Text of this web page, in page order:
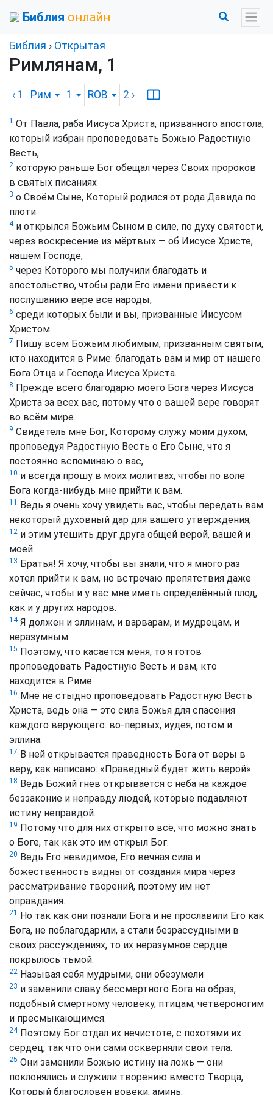
Библия онлайн
Библия › Открытая
Римлянам, 1
‹ 1 Рим 1 ROB 2 ›
1 От Павла, раба Иисуса Христа, призванного апостола,
который избран проповедовать Божью Радостную
Весть,
2 которую раньше Бог обещал через Своих пророков
в святых писаниях
3 о Своём Сыне, Который родился от рода Давида по
плоти
4и открылся Божьим Сыном в силе, по духу святости,
через воскресение из мёртвых — об Иисусе Христе,
нашем Господе,
5 через Которого мы получили благодать и
апостольство, чтобы ради Его имени привести к
послушанию вере все народы,
6 среди которых были и вы, призванные Иисусом
Христом.
7 Пишу всем Божьим любимым, призванным святым,
кто находится в Риме: благодать вам и мир от нашего
Бога Отца и Господа Иисуса Христа.
8 Прежде всего благодарю моего Бога через Иисуса
Христа за всех вас, потому что о вашей вере говорят
во всём мире.
9 Свидетель мне Бог, Которому служу моим духом,
проповедуя Радостную Весть о Его Сыне, что я
постоянно вспоминаю о вас,
10 и всегда прошу в моих молитвах, чтобы по воле
Бога когда-нибудь мне прийти к вам.
11
Ведь я очень хочу увидеть вас, чтобы передать вам
некоторый духовный дар для вашего утверждения,
12 и этим утешить друг друга общей верой, вашей и
моей.
13 Братья! Я хочу, чтобы вы знали, что я много раз
хотел прийти к вам, но встречаю препятствия даже
сейчас, чтобы и у вас мне иметь определённый плод,
как и у других народов.
14Я должен и эллинам, и варварам, и мудрецам, и
неразумным.
15 Поэтому, что касается меня, то я готов
проповедовать Радостную Весть и вам, кто
находится в Риме.
16 Мне не стыдно проповедовать Радостную Весть
Христа, ведь она — это сила Божья для спасения
каждого верующего: во-первых, иудея, потом и
эллина.
17 В ней открывается праведность Бога от веры в
веру, как написано: «Праведный будет жить верой».
18 Ведь Божий гнев открывается с неба на каждое
беззаконие и неправду людей, которые подавляют
истину неправдой.
19 Потому что для них открыто всё, что можно знать
о Боге, так как это им открыл Бог.
20 Ведь Его невидимое, Его вечная сила и
божественность видны от создания мира через
рассматривание творений, поэтому им нет
оправдания.
21
Но так как они познали Бога и не прославили Его как
Бога, не поблагодарили, а стали безрассудными в
своих рассуждениях, то их неразумное сердце
покрылось тьмой.
22 Называя себя мудрыми, они обезумели
23 и заменили славу бессмертного Бога на образ,
подобный смертному человеку, птицам, четвероногим
и пресмыкающимся.
24Поэтому Бог отдал их нечистоте, с похотями их
сердец, так что они сами оскверняли свои тела.
25 Они заменили Божью истину на ложь — они
поклонялись и служили творению вместо Творца,
Который благословен вовеки, аминь.